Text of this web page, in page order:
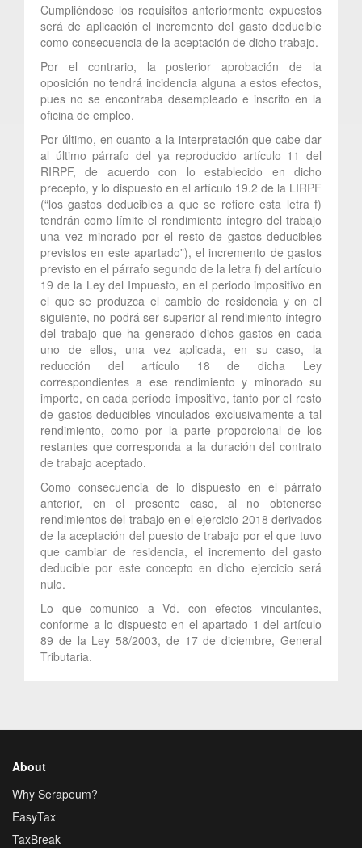
Cumpliéndose los requisitos anteriormente expuestos
será de aplicación el incremento del gasto deducible
como consecuencia de la aceptación de dicho trabajo.
Por el contrario, la posterior aprobación de la
oposición no tendrá incidencia alguna a estos efectos,
pues no se encontraba desempleado e inscrito en la
oficina de empleo.
Por último, en cuanto a la interpretación que cabe dar
al último párrafo del ya reproducido artículo 11 del
RIRPF, de acuerdo con lo establecido en dicho
precepto, y lo dispuesto en el artículo 19.2 de la LIRPF
(“los gastos deducibles a que se refiere esta letra f)
tendrán como límite el rendimiento íntegro del trabajo
una vez minorado por el resto de gastos deducibles
previstos en este apartado”), el incremento de gastos
previsto en el párrafo segundo de la letra f) del artículo
19 de la Ley del Impuesto, en el periodo impositivo en
el que se produzca el cambio de residencia y en el
siguiente, no podrá ser superior al rendimiento íntegro
del trabajo que ha generado dichos gastos en cada
uno de ellos, una vez aplicada, en su caso, la
reducción del artículo 18 de dicha Ley
correspondientes a ese rendimiento y minorado su
importe, en cada período impositivo, tanto por el resto
de gastos deducibles vinculados exclusivamente a tal
rendimiento, como por la parte proporcional de los
restantes que corresponda a la duración del contrato
de trabajo aceptado.
Como consecuencia de lo dispuesto en el párrafo
anterior, en el presente caso, al no obtenerse
rendimientos del trabajo en el ejercicio 2018 derivados
de la aceptación del puesto de trabajo por el que tuvo
que cambiar de residencia, el incremento del gasto
deducible por este concepto en dicho ejercicio será
nulo.
Lo que comunico a Vd. con efectos vinculantes,
conforme a lo dispuesto en el apartado 1 del artículo
89 de la Ley 58/2003, de 17 de diciembre, General
Tributaria.
About
Why Serapeum?
EasyTax
TaxBreak